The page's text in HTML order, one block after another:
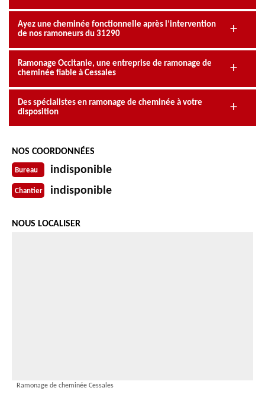
Ayez une cheminée fonctionnelle après l’intervention
de nos ramoneurs du 31290
Ramonage Occitanie, une entreprise de ramonage de
cheminée fiable à Cessales
Des spécialistes en ramonage de cheminée à votre
disposition
NOS COORDONNÉES
Bureau indisponible
Chantier indisponible
NOUS LOCALISER
Ramonage de cheminée Cessales